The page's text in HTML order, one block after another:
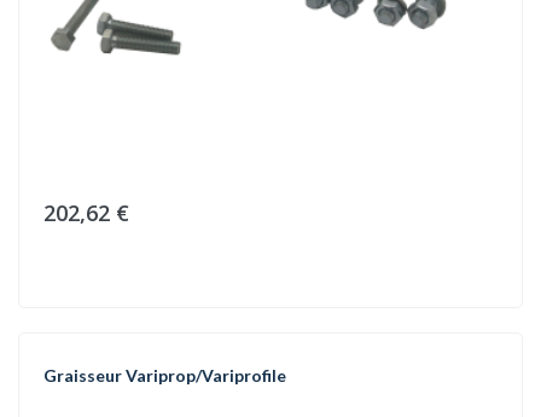
202,62 €
Graisseur Variprop/Variprofile